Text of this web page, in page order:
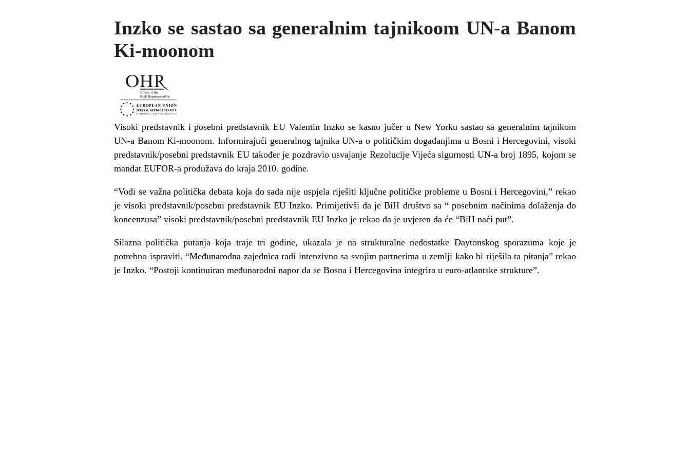
Inzko se sastao sa generalnim tajnikoom UN-a Banom
Ki-moonom
Visoki predstavnik i posebni predstavnik EU Valentin Inzko se kasno jučer u New Yorku sastao sa generalnim tajnikom
UN-a Banom Ki-moonom. Informirajući generalnog tajnika UN-a o političkim događanjima u Bosni i Hercegovini, visoki
predstavnik/posebni predstavnik EU također je pozdravio usvajanje Rezolucije Vijeća sigurnosti UN-a broj 1895, kojom se
mandat EUFOR-a produžava do kraja 2010. godine.
“Vodi se važna politička debata koja do sada nije uspjela riješiti ključne političke probleme u Bosni i Hercegovini,” rekao
je visoki predstavnik/posebni predstavnik EU Inzko. Primijetivši da je BiH društvo sa “ posebnim načinima dolaženja do
koncenzusa” visoki predstavnik/posebni predstavnik EU Inzko je rekao da je uvjeren da će “BiH naći put”.
Silazna politička putanja koja traje tri godine, ukazala je na strukturalne nedostatke Daytonskog sporazuma koje je
potrebno ispraviti. “Međunarodna zajednica radi intenzivno sa svojim partnerima u zemlji kako bi riješila ta pitanja” rekao
je Inzko. “Postoji kontinuiran međunarodni napor da se Bosna i Hercegovina integrira u euro-atlantske strukture”.